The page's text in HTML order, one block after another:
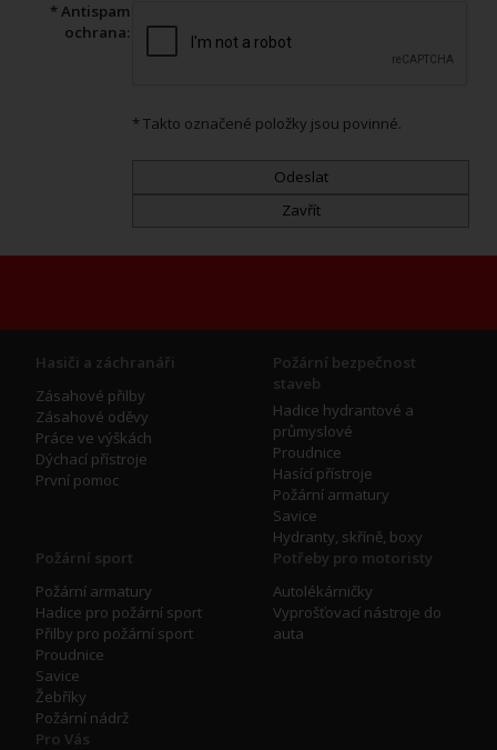
* Antispam
ochrana:
* Takto označené položky jsou povinné.
Hasiči a záchranáři
Zásahové přilby
Zásahové oděvy
Práce ve výškách
Dýchací přístroje
První pomoc
Požární bezpečnost
staveb
Hadice hydrantové a
průmyslové
Proudnice
Hasící přístroje
Požární armatury
Savice
Hydranty, skříně, boxy
Požární sport
Požární armatury
Hadice pro požární sport
Přilby pro požární sport
Proudnice
Savice
Žebříky
Požární nádrž
Potřeby pro motoristy
Autolékárničky
Vyprošťovací nástroje do
auta
Pro Vás